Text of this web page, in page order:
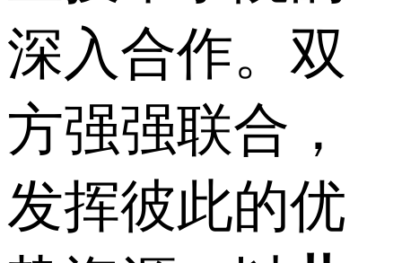
深入合作。双
方强强联合，
发挥彼此的优